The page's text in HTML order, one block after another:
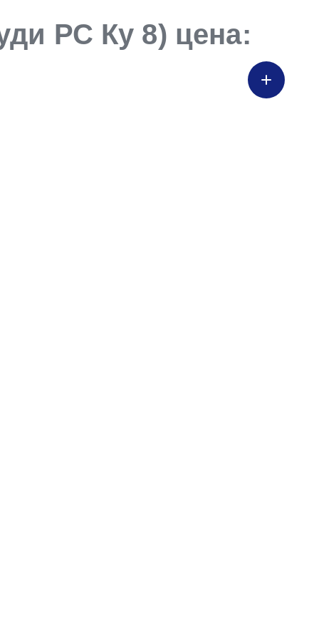
РС Ку 8) цена: